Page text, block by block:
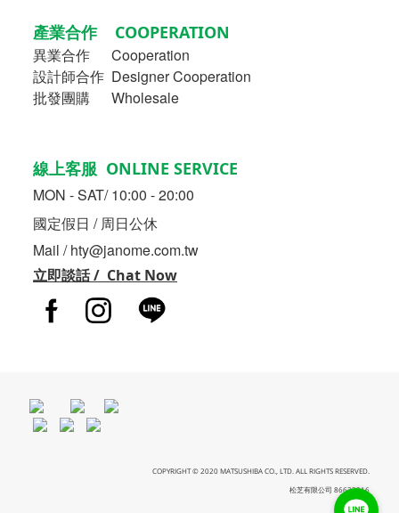
產業合作 COOPERATION
異業合作
Cooperation
設計師合作 Designer Cooperation
批發團購 Wholesale
線上客服 ONLINE SERVICE
MON - SAT/ 10:00 - 20:00
國定假日 / 周日公休
Mail / hty@janome.com.tw
立即談話 / Chat Now
COPYRIGHT © 2020 MATSUSHIBA CO., LTD. ALL RIGHTS RESERVED.
松芝有限公司 86633216